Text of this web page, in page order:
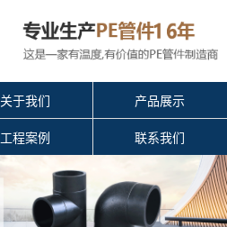
关于我们 产品展示
工程案例 联系我们